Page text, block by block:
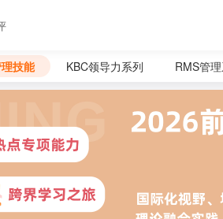
技能 KBC领导力系列 RMS管